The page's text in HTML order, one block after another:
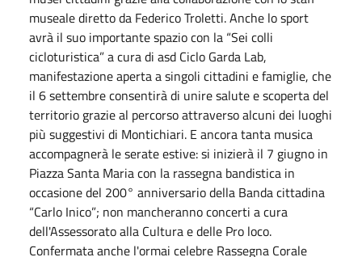
museale diretto da Federico Troletti. Anche lo sport
avrà il suo importante spazio con la “Sei colli
cicloturistica” a cura di asd Ciclo Garda Lab,
manifestazione aperta a singoli cittadini e famiglie, che
il 6 settembre consentirà di unire salute e scoperta del
territorio grazie al percorso attraverso alcuni dei luoghi
più suggestivi di Montichiari. E ancora tanta musica
accompagnerà le serate estive: si inizierà il 7 giugno in
Piazza Santa Maria con la rassegna bandistica in
occasione del 200° anniversario della Banda cittadina
“Carlo Inico”; non mancheranno concerti a cura
dell'Assessorato alla Cultura e delle Pro loco.
Confermata anche l'ormai celebre Rassegna Corale